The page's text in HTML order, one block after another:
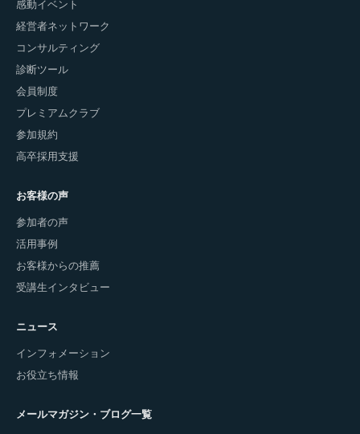
感動イベント
経営者ネットワーク
コンサルティング
診断ツール
会員制度
プレミアムクラブ
参加規約
高卒採用支援
お客様の声
参加者の声
活用事例
お客様からの推薦
受講生インタビュー
ニュース
インフォメーション
お役立ち情報
メールマガジン・ブログ一覧